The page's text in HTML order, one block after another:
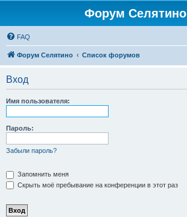
Форум Селятино
FAQ
Форум Селятино Список форумов
Вход
Имя пользователя:
Пароль:
Забыли пароль?
Запомнить меня
Скрыть моё пребывание на конференции в этот раз